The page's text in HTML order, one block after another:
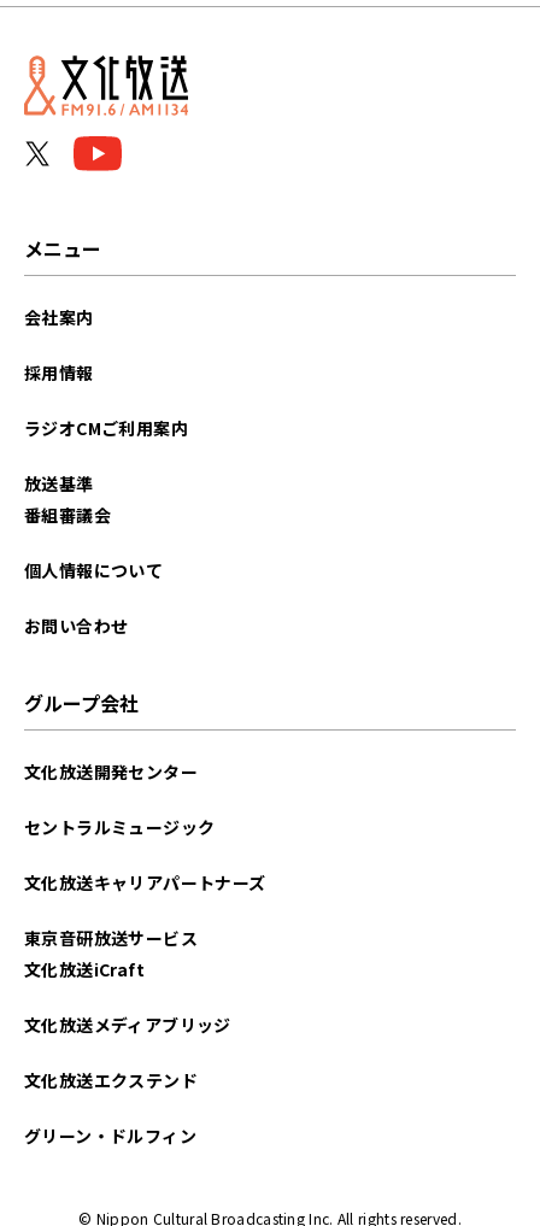
メニュー
会社案内
採用情報
ラジオCMご利用案内
放送基準
番組審議会
個人情報について
お問い合わせ
グループ会社
文化放送開発センター
セントラルミュージック
文化放送キャリアパートナーズ
東京音研放送サービス
文化放送iCraft
文化放送メディアブリッジ
文化放送エクステンド
グリーン・ドルフィン
© Nippon Cultural Broadcasting Inc. All rights reserved.